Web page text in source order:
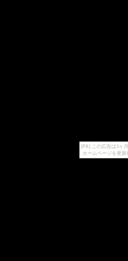
[PR] この広告は3ヶ
ホームページを更